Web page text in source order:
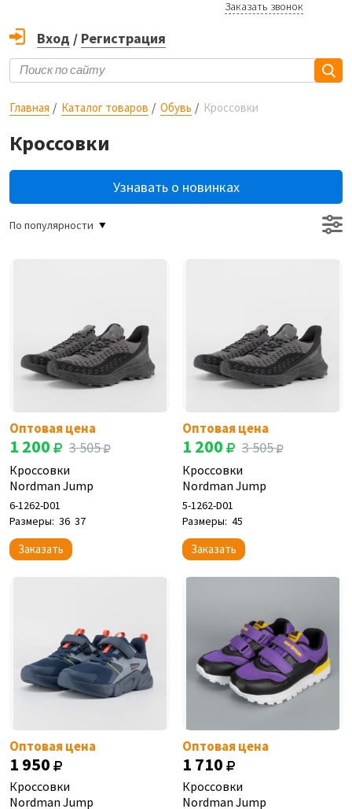
Заказать звонок
Вход / Регистрация
Главная Каталог товаров Обувь Кроссовки
Кроссовки
Узнавать о новинках
По популярности
Оптовая цена
1 200 3 505
Кроссовки
Nordman Jump
6-1262-D01
Размеры: 36 37
Заказать
Оптовая цена
1 200 3 505
Кроссовки
Nordman Jump
5-1262-D01
Размеры: 45
Заказать
Оптовая цена
1 950
Кроссовки
Nordman Jump
Оптовая цена
1 710
Кроссовки
Nordman Jump